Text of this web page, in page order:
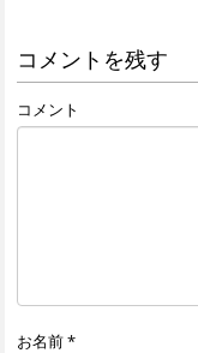
コメントを残す
コメント
お名前*